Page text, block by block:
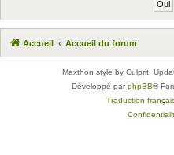
Accueil Accueil du forum
Maxthon style by Culprit.
Développé parphpBB®
Traduction